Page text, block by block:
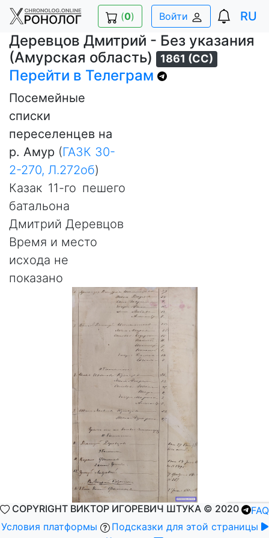
(0) Войти RU
Деревцов Дмитрий - Без указания
(Амурская область)
1861 (СС)
Перейти в Телеграм
Посемейные
списки
переселенцев на
р. Амур (ГАЗК 30-
2-270, Л.272об)
Казак 11-го пешего
батальона
Дмитрий Деревцов
Время и место
исхода не
показано
COPYRIGHT ВИКТОР ИГОРЕВИЧ ШТУКА © 2020
FAQ
Условия платформы
Подсказки для этой страницы